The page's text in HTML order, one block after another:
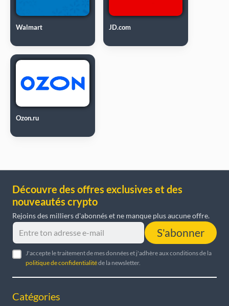
Walmart JD.com
Ozon.ru
Découvre des offres exclusives et des
nouveautés crypto
Rejoins des milliers d'abonnés et ne manque plus aucune offre.
S'abonner
J'accepte le traitement de mes données et j'adhère aux conditions de la
politique de confidentialitéde la newsletter.
Catégories